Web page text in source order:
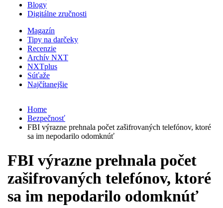
Blogy
Digitálne zručnosti
Magazín
Tipy na darčeky
Recenzie
Archív NXT
NXTplus
Súťaže
Najčítanejšie
Home
Bezpečnosť
FBI výrazne prehnala počet zašifrovaných telefónov, ktoré
sa im nepodarilo odomknúť
FBI výrazne prehnala počet
zašifrovaných telefónov, ktoré
sa im nepodarilo odomknúť